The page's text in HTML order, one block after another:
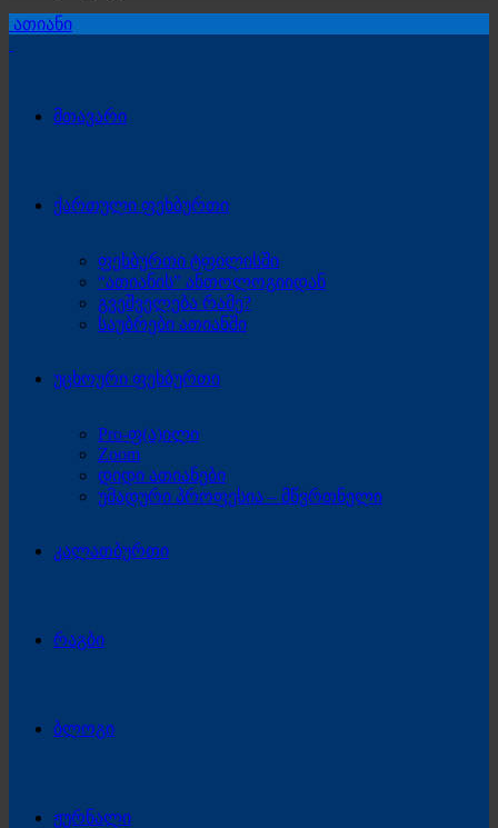
ათიანი
მთავარი
ქართული ფეხბურთი
ფეხბურთი ტფილისში
“ათიანის” ანთოლოგიიდან
გვეშველება რამე?
საუბრები ათიანში
უცხოური ფეხბურთი
Pro-ფ(ა)ილი
Zoom
დიდი ათიანები
უმადური პროფესია – მწვრთნელი
კალათბურთი
რაგბი
ბლოგი
ჟურნალი